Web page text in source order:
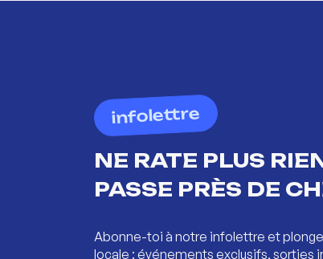
infolettre
NE RATE PLUS
PASSE PRÈS DE
Abonne-toi à notre infolettre et
locale : événements exclusifs, sorties